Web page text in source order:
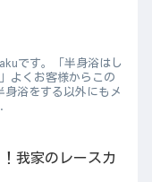
です。「半身浴はし
よくお客様からこの
浴をする以外にもメ
我家のレースカ